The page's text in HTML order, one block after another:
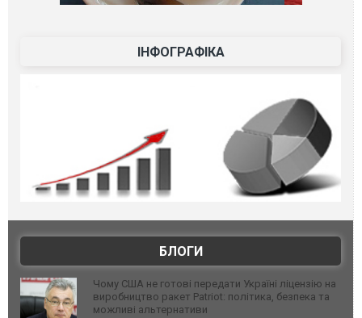
ІНФОГРАФІКА
БЛОГИ
Чому США не готові передати Україні ліцензію на
виробництво ракет Patriot: політика, безпека та
можливі альтернативи